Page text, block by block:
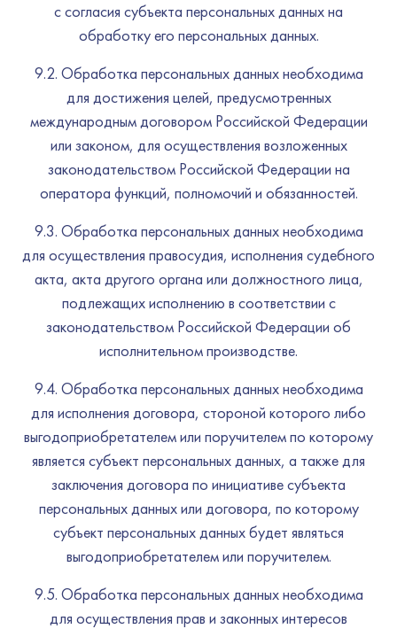
с согласия субъекта персональных данных на
обработку его персональных данных.
9.2. Обработка персональных данных необходима
для достижения целей, предусмотренных
международным договором Российской Федерации
или законом, для осуществления возложенных
законодательством Российской Федерации на
оператора функций, полномочий и обязанностей.
9.3. Обработка персональных данных необходима
для осуществления правосудия, исполнения судебного
акта, акта другого органа или должностного лица,
подлежащих исполнению в соответствии с
законодательством Российской Федерации об
исполнительном производстве.
9.4. Обработка персональных данных необходима
для исполнения договора, стороной которого либо
выгодоприобретателем или поручителем по которому
является субъект персональных данных, а также для
заключения договора по инициативе субъекта
персональных данных или договора, по которому
субъект персональных данных будет являться
выгодоприобретателем или поручителем.
9.5. Обработка персональных данных необходима
для осуществления прав и законных интересов